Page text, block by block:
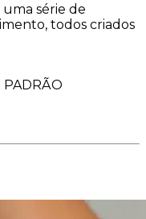
série de
todos criados
PADRÃO